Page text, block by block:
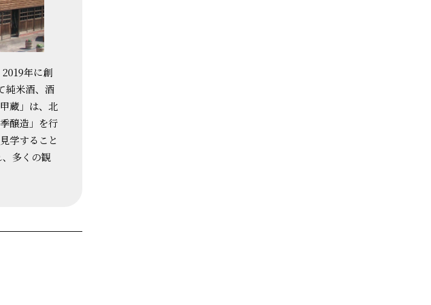
年に創
純米酒、酒
蔵」は、北
醸造」を行
学すること
多くの観